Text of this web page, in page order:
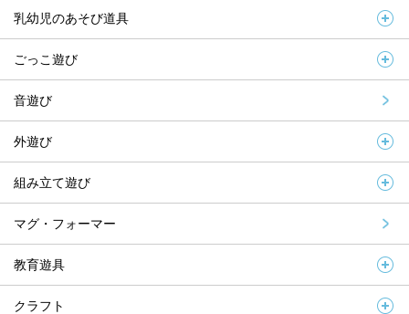
乳幼児のあそび道具
ごっこ遊び
音遊び
外遊び
組み立て遊び
マグ・フォーマー
教育遊具
クラフト